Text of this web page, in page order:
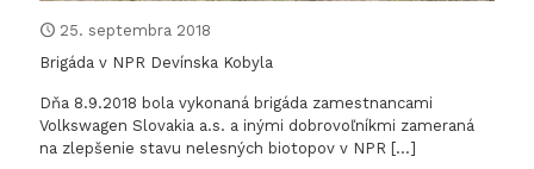
25. septembra 2018
Brigáda v NPR Devínska Kobyla
Dňa 8.9.2018 bola vykonaná brigáda zamestnancami
Volkswagen Slovakia a.s. a inými dobrovoľníkmi zameraná
na zlepšenie stavu nelesných biotopov v NPR […]